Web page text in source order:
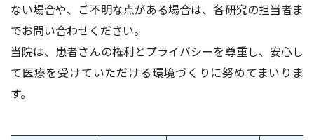
ない場合や、ご不明な点がある場合は、各研究の担当者ま
でお問い合わせください。
当院は、患者さんの権利とプライバシーを尊重し、安心し
て医療を受けていただける環境づくりに努めてまいりま
す。